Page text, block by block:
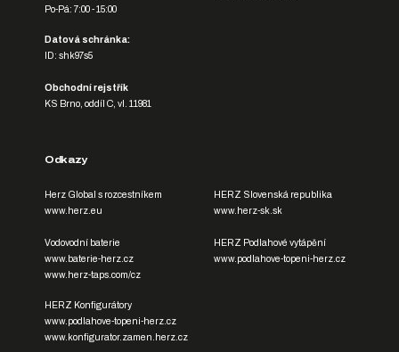
Po-Pá: 7:00 - 15:00
Datová schránka:
ID: shk97s5
Obchodní rejstřík
KS Brno, oddíl C, vl. 11981
Odkazy
Herz Global s rozcestníkem
www.herz.eu
Vodovodní baterie
www.baterie-herz.cz
www.herz-taps.com/cz
HERZ Slovenská republika
www.herz-sk.sk
HERZ Podlahové vytápění
www.podlahove-topeni-herz.cz
HERZ Konfigurátory
www.podlahove-topeni-herz.cz
www.konfigurator.zamen.herz.cz